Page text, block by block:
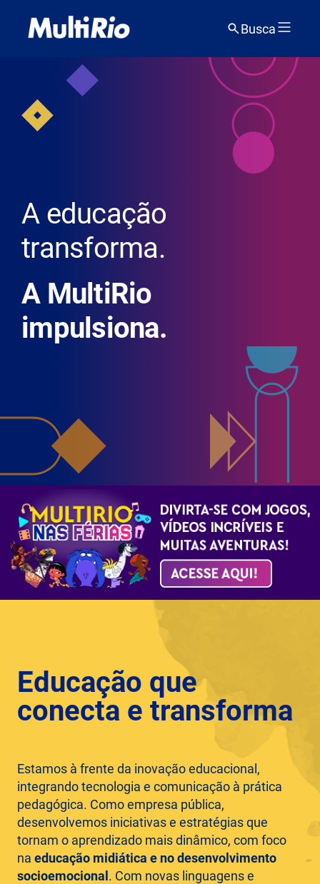
Busca
A educação
transforma.
A MultiRio
impulsiona.
Educação que
conecta e transforma
Estamos à frente da inovação educacional,
integrando tecnologia e comunicação à prática
pedagógica. Como empresa pública,
desenvolvemos iniciativas e estratégias que
tornam o aprendizado mais dinâmico, com foco
na educação midiática e no desenvolvimento
socioemocional . Com novas linguagens e